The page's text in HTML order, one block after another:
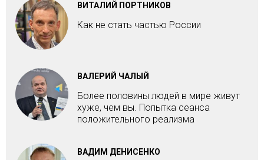
ВИТАЛИЙ ПОРТНИКОВ
Как не стать частью России
ВАЛЕРИЙ ЧАЛЫЙ
Более половины людей в мире живут
хуже, чем вы. Попытка сеанса
положительного реализма
ВАДИМ ДЕНИСЕНКО